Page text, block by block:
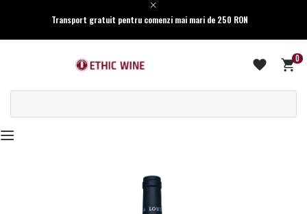
Transport gratuit pentru comenzi mai mari de 250 RON
0